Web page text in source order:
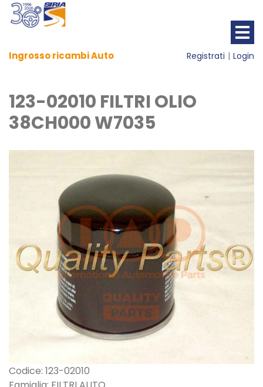
Ingrosso ricambi Auto Registrati Login
123-02010 FILTRI OLIO
38CH000 W7035
Codice: 123-02010